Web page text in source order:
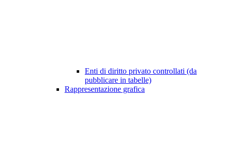
Enti di diritto privato controllati (da
pubblicare in tabelle)
Rappresentazione grafica